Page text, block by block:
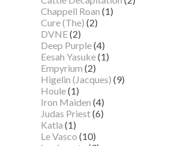
Chappell Roan (1)
Cure (The) (2)
DVNE(2)
Deep Purple(4)
Eesah Yasuke(1)
Empyrium (2)
Higelin (Jacques) (9)
Houle(1)
Iron Maiden (4)
Judas Priest(6)
Katla (1)
Le Vasco (10)